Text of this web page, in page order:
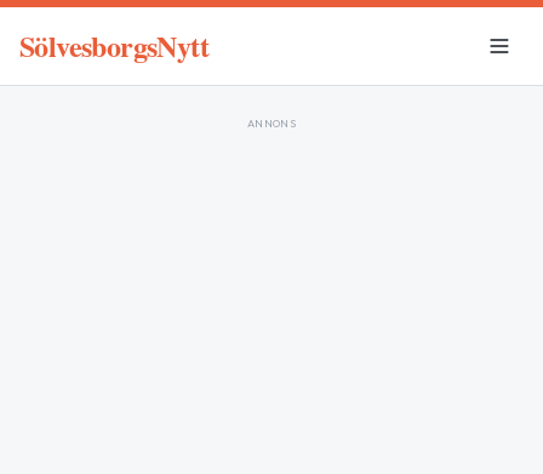
SölvesborgsNytt
ANNONS